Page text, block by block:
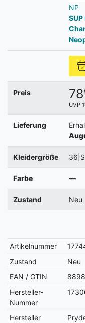
NP
Preis 78
UVP
Lieferung
Kleidergröße 36|S
Farbe —
Zustand Neu
Artikelnummer
Zustand
Neu
EAN / GTIN
Hersteller-
Nummer
Hersteller